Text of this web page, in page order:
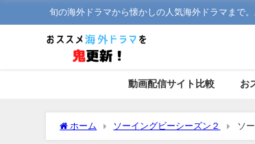
旬の海外ドラマから懐かしの人気海外ドラマまで
動画配信サイト比較 お
ホーム ソーイングビーシーズン２ ソ